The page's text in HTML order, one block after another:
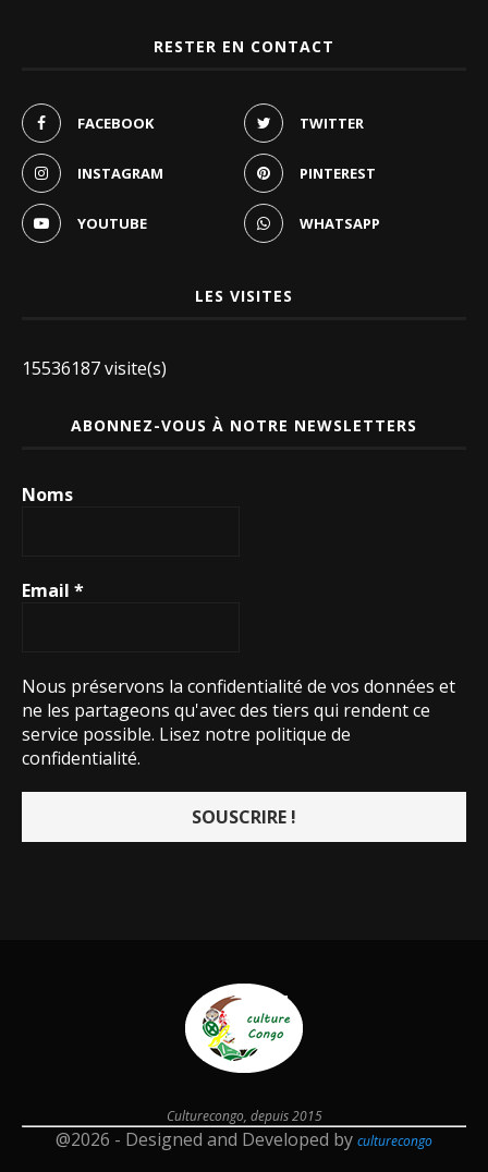
RESTER EN CONTACT
FACEBOOK TWITTER
INSTAGRAM PINTEREST
YOUTUBE WHATSAPP
LES VISITES
15536187 visite(s)
ABONNEZ-VOUS À NOTRE NEWSLETTERS
Noms
Email *
Nous préservons la confidentialité de vos données et
ne les partageons qu'avec des tiers qui rendent ce
service possible. Lisez notre politique de
confidentialité.
Culturecongo, depuis 2015
@2026 - Designed and Developed by culturecongo